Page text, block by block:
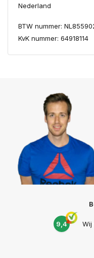
Nederland
BTW nummer:
KvK nummer: 64918114
9,4 Wij